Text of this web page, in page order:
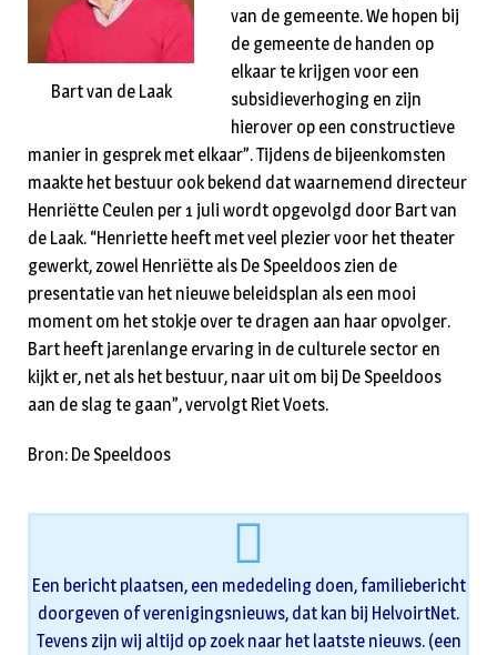
Bart van de Laak
van de gemeente. We hopen bij
de gemeente de handen op
elkaar te krijgen voor een
subsidieverhoging en zijn
hierover op een constructieve
manier in gesprek met elkaar”. Tijdens de bijeenkomsten
maakte het bestuur ook bekend dat waarnemend directeur
Henriëtte Ceulen per 1 juli wordt opgevolgd door Bart van
de Laak. “Henriette heeft met veel plezier voor het theater
gewerkt, zowel Henriëtte als De Speeldoos zien de
presentatie van het nieuwe beleidsplan als een mooi
moment om het stokje over te dragen aan haar opvolger.
Bart heeft jarenlange ervaring in de culturele sector en
kijkt er, net als het bestuur, naar uit om bij De Speeldoos
aan de slag te gaan”, vervolgt Riet Voets.
Bron: De Speeldoos
Een bericht plaatsen, een mededeling doen, familiebericht
doorgeven of verenigingsnieuws, dat kan bij HelvoirtNet.
Tevens zijn wij altijd op zoek naar het laatste nieuws. (een